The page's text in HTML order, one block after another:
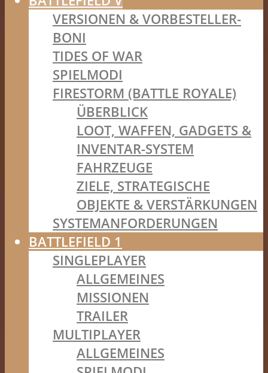
VERSIONEN & VORBESTELLER-
BONI
TIDES OF WAR
SPIELMODI
FIRESTORM (BATTLE ROYALE)
ÜBERBLICK
LOOT, WAFFEN, GADGETS &
INVENTAR-SYSTEM
FAHRZEUGE
ZIELE, STRATEGISCHE
OBJEKTE & VERSTÄRKUNGEN
SYSTEMANFORDERUNGEN
BATTLEFIELD 1
SINGLEPLAYER
ALLGEMEINES
MISSIONEN
TRAILER
MULTIPLAYER
ALLGEMEINES